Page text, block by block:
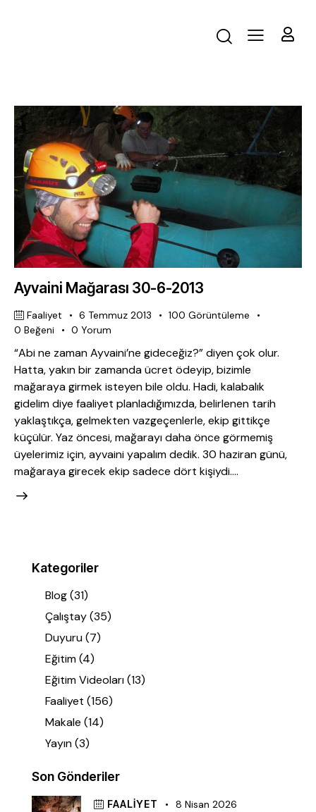
Ayvaini Mağarası 30-6-2013
Faaliyet 6 Temmuz 2013 100 Görüntüleme
0 Beğeni 0 Yorum
“Abi ne zaman Ayvaini’ne gideceğiz?” diyen çok olur.
Hatta, yakın bir zamanda ücret ödeyip, bizimle
mağaraya girmek isteyen bile oldu. Hadi, kalabalık
gidelim diye faaliyet planladığımızda, belirlenen tarih
yaklaştıkça, gelmekten vazgeçenlerle, ekip gittikçe
küçülür. Yaz öncesi, mağarayı daha önce görmemiş
üyelerimiz için, ayvaini yapalım dedik. 30 haziran günü,
mağaraya girecek ekip sadece dört kişiydi.…
Kategoriler
Blog(31)
Çalıştay(35)
Duyuru(7)
Eğitim(4)
Eğitim Videoları(13)
Faaliyet (156)
Makale (14)
Yayın(3)
Son Gönderiler
FAALIYET 8 Nisan 2026